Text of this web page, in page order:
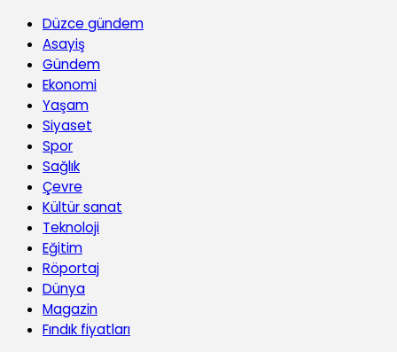
Düzce gündem
Asayiş
Gündem
Ekonomi
Yaşam
Siyaset
Spor
Sağlık
Çevre
Kültür sanat
Teknoloji
Eğitim
Röportaj
Dünya
Magazin
Fındık fiyatları